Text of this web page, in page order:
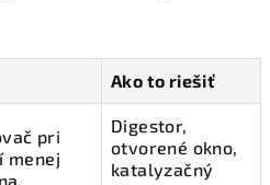
Ako to riešiť
pri
menej
Digestor,
otvorené okno,
katalyzačný